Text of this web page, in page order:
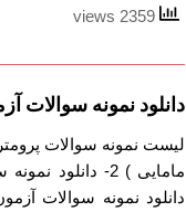
دانلود نمونه سوالات